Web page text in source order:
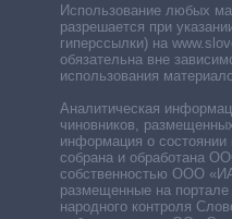
Использование любых
разрешается при
гиперссылки) на
обязательна вне
использования
Аналитическая
чиновников,
информация о состоянии
собрана и обработана
собственностью ООО
размещенные на
народного контроля